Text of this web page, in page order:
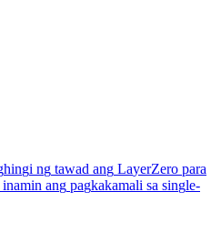
hingi ng tawad ang LayerZero para
inamin ang pagkakamali sa single-